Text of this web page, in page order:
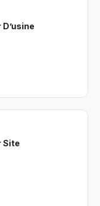
Site